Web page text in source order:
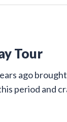
Tour
ago
period and